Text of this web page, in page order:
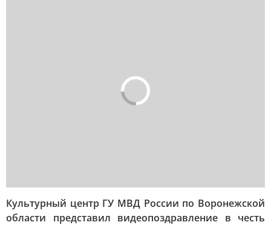
Культурный центр ГУ МВД России по Воронежской
области представил видеопоздравление в честь